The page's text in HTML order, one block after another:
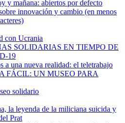
y mañana: abiertos por defecto
innovación y cambio (en menos
con Ucrania
SOLIDARIAS EN TIEMPO DE
19
a una nueva realidad: el teletrabajo
FÁCIL: UN MUSEO PARA
solidario
la leyenda de la miliciana suicida y
Prat